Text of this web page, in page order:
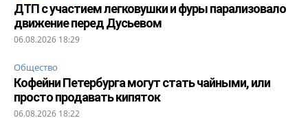
ДТП с участием легковушки и фуры парализовало
движение перед Дусьевом
06.08.2026 18:29
Общество
Кофейни Петербурга могут стать чайными, или
просто продавать кипяток
06.08.2026 18:22